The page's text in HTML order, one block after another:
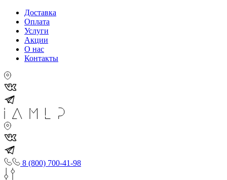
Доставка
Оплата
Услуги
Акции
О нас
Контакты
8 (800) 700-41-98